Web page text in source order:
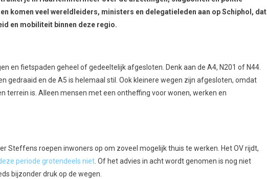
komen veel wereldleiders, ministers en delegatieleden aan op Schiphol, dat
en mobiliteit binnen deze regio.
en fietspaden geheel of gedeeltelijk afgesloten. Denk aan de A4, N201 of N44.
gedraaid en de A5 is helemaal stil. Ook kleinere wegen zijn afgesloten, omdat
terrein is. Alleen mensen met een ontheffing voor wonen, werken en
Steffens roepen inwoners op om zoveel mogelijk thuis te werken. Het OV rijdt,
periode grotendeels niet . Of het advies in acht wordt genomen is nog niet
bijzonder druk op de wegen.